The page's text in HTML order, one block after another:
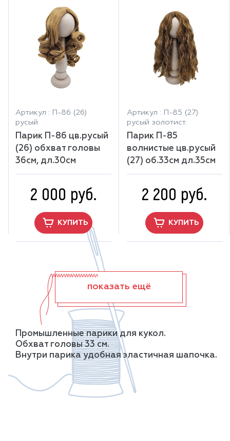
Артикул : П-86 (26)
русый
Парик П-86 цв.русый
(26) обхват головы
36см, дл.30см
2 000 руб.
КУПИТЬ
Артикул : П-85 (27)
русый золотист.
Парик П-85
волнистые цв.русый
(27) об.33см дл.35см
2 200 руб.
КУПИТЬ
показать ещё
Промышленные парики для кукол.
Обхват головы 33 см.
Внутри парика удобная эластичная шапочка.